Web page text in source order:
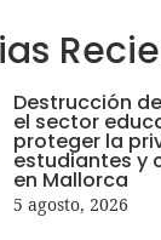
Destrucción
el sector
proteger la
estudiantes y
en Mallorca
5 agosto, 2026